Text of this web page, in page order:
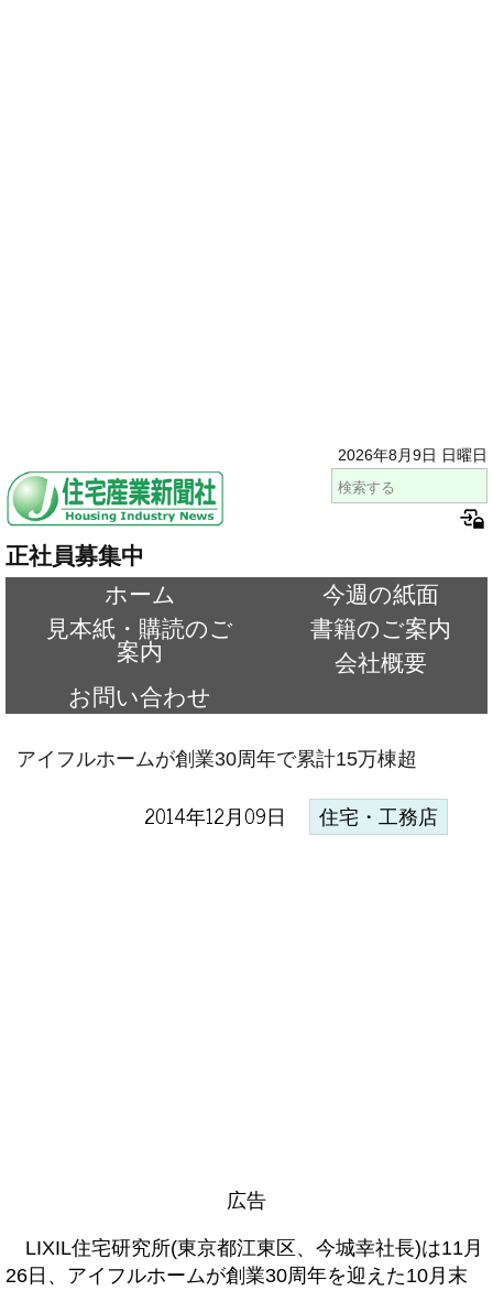
2026年8月9日 日曜日
正社員募集中
ホーム
今週の紙面
見本紙・購読のご
案内
書籍のご案内
会社概要
お問い合わせ
アイフルホームが創業30周年で累計15万棟超
2014年12月09日 住宅・工務店
広告
LIXIL住宅研究所(東京都江東区、今城幸社長)は11月
26日、アイフルホームが創業30周年を迎えた10月末